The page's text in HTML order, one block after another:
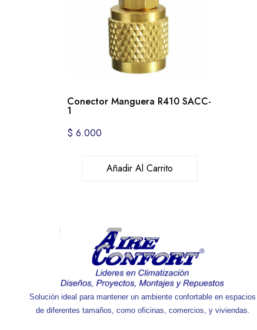
Conector Manguera R410 SACC-
1
$ 6.000
Añadir Al Carrito
Solución ideal para mantener un ambiente confortable en espacios
de diferentes tamaños, como oficinas, comercios, y viviendas.